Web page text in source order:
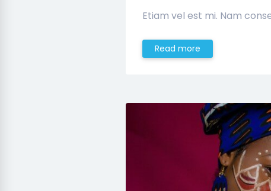
Etiam vel est mi. Nam
Read more